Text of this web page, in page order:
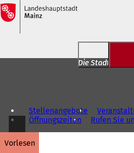
Inhalt anspringen
Die Stadt für Dich
Stellenangebote
Öffnungszeiten
Rufen Sie
vorlesen